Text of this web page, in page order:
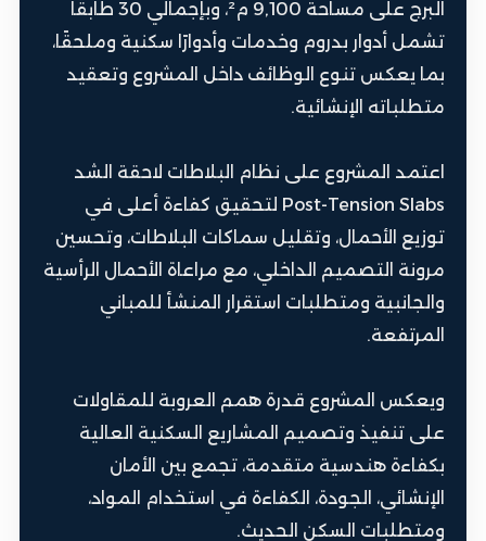
البرج على مساحة 9,100 م²، وبإجمالي 30 طابقًا
تشمل أدوار بدروم وخدمات وأدوارًا سكنية وملحقًا،
بما يعكس تنوع الوظائف داخل المشروع وتعقيد
متطلباته الإنشائية.
اعتمد المشروع على نظام البلاطات لاحقة الشد
Post-Tension Slabs لتحقيق كفاءة أعلى في
توزيع الأحمال، وتقليل سماكات البلاطات، وتحسين
مرونة التصميم الداخلي، مع مراعاة الأحمال الرأسية
والجانبية ومتطلبات استقرار المنشأ للمباني
المرتفعة.
ويعكس المشروع قدرة همم العروبة للمقاولات
على تنفيذ وتصميم المشاريع السكنية العالية
بكفاءة هندسية متقدمة، تجمع بين الأمان
الإنشائي، الجودة، الكفاءة في استخدام المواد،
ومتطلبات السكن الحديث.